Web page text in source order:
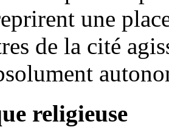
une
de la cité
religieuse